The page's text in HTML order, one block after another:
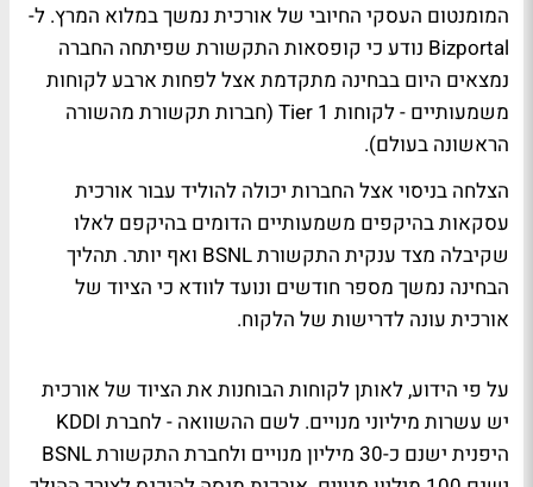
המומנטום העסקי החיובי של אורכית נמשך במלוא המרץ. ל-
Bizportal נודע כי קופסאות התקשורת שפיתחה החברה
נמצאים היום בבחינה מתקדמת אצל לפחות ארבע לקוחות
משמעותיים - לקוחות Tier 1 (חברות תקשורת מהשורה
הראשונה בעולם).
הצלחה בניסוי אצל החברות יכולה להוליד עבור אורכית
עסקאות בהיקפים משמעותיים הדומים בהיקפם לאלו
שקיבלה מצד ענקית התקשורת BSNL ואף יותר. תהליך
הבחינה נמשך מספר חודשים ונועד לוודא כי הציוד של
אורכית עונה לדרישות של הלקוח.
על פי הידוע, לאותן לקוחות הבוחנות את הציוד של אורכית
יש עשרות מיליוני מנויים. לשם ההשוואה - לחברת KDDI
היפנית ישנם כ-30 מיליון מנויים ולחברת התקשורת BSNL